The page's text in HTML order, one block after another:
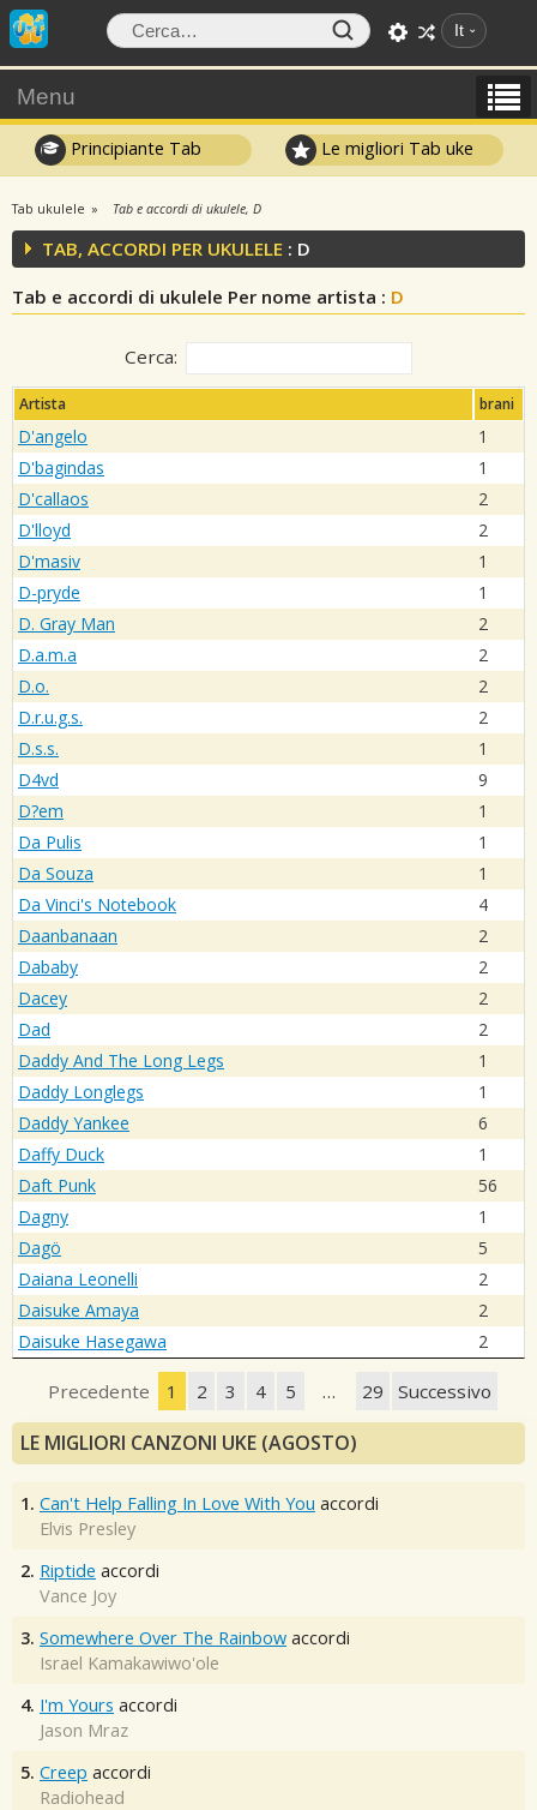
It
Menu
Principiante Tab Le migliori Tab uke
Tab ukulele Tab e accordi di ukulele, D
TAB, ACCORDI PER UKULELE : D
Tab e accordi di ukulele Per nome artista : D
Cerca:
Artista brani
D'angelo
1
D'bagindas
1
D'callaos
2
D'lloyd
2
D'masiv
1
D-pryde
1
D. Gray Man
2
D.a.m.a
2
D.o.
2
D.r.u.g.s.
2
D.s.s.
1
D4vd
9
D?em
1
Da Pulis
1
Da Souza
1
Da Vinci's Notebook
4
Daanbanaan
2
Dababy
2
Dacey
2
Dad
2
Daddy And The Long Legs
1
Daddy Longlegs
1
Daddy Yankee
6
Daffy Duck
1
Daft Punk
56
Dagny
1
Dagö
5
Daiana Leonelli
2
Daisuke Amaya
2
Daisuke Hasegawa
2
Precedente 1 2 3 4 5 … 29 Successivo
LE MIGLIORI CANZONI UKE (AGOSTO)
1. Can't Help Falling In Love With You accordi
Elvis Presley
2. Riptide accordi
Vance Joy
3. Somewhere Over The Rainbow accordi
Israel Kamakawiwo'ole
4. I'm Yours accordi
Jason Mraz
5. Creep accordi
Radiohead